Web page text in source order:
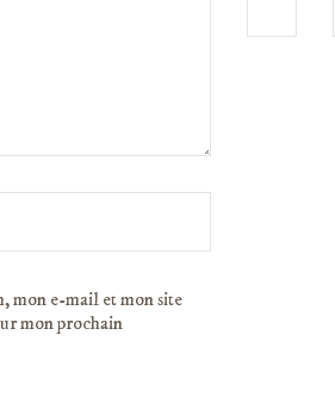
mon e-mail et mon site
mon prochain